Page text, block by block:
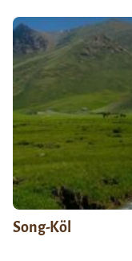
Song-Köl